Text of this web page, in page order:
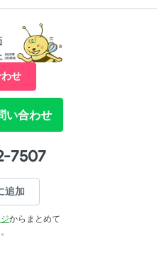
せ
い合わせ
7507
追加
からまとめて